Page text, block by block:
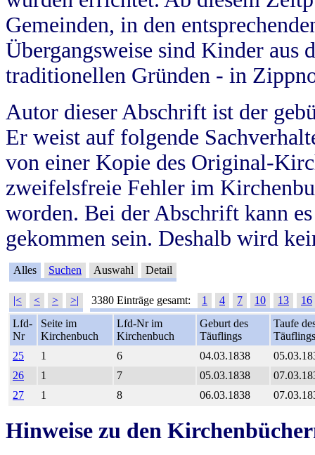
Gemeinden, in den
Übergangsweise sind Kinder aus
traditionellen Gründen - in
Autor dieser Abschrift ist der
Er weist auf folgende
von einer Kopie des Original-
zweifelsfreie Fehler im
worden. Bei der Abschrift kann
gekommen sein. Deshalb wird
Alles Suchen Auswahl Detail
|< < > >| 3380 Einträge gesamt: 1 4 7 10 13
16
Lfd-
Nr
Seite im
Kirchenbuch
Lfd-Nr im
Kirchenbuch
Geburt des
Täuflings
Taufe
Täuflings
25
1 6 04.03.1838
26
1 7 05.03.1838
27
1 8 06.03.1838
Hinweise zu den